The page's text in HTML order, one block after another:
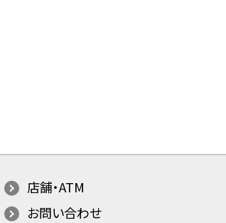
店舗・ATM
お問い合わせ